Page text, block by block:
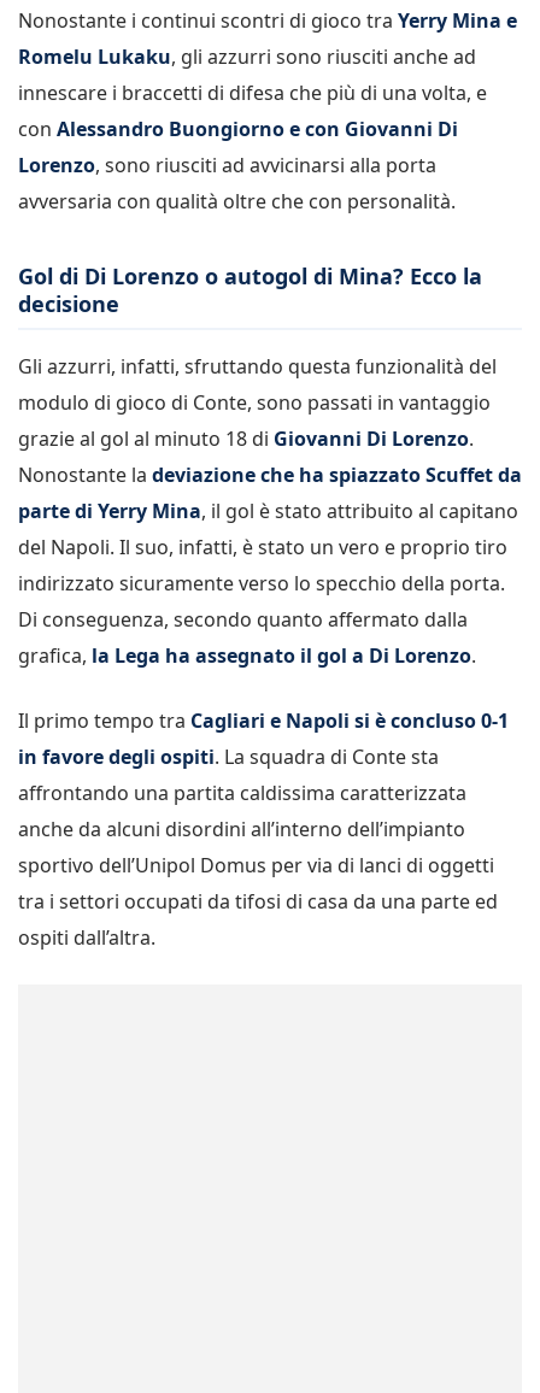
Nonostante i continui scontri di gioco tra Yerry Mina e
Romelu Lukaku, gli azzurri sono riusciti anche ad
innescare i braccetti di difesa che più di una volta, e
con Alessandro Buongiorno e con Giovanni Di
Lorenzo, sono riusciti ad avvicinarsi alla porta
avversaria con qualità oltre che con personalità.
Gol di Di Lorenzo o autogol di Mina? Ecco la
decisione
Gli azzurri, infatti, sfruttando questa funzionalità del
modulo di gioco di Conte, sono passati in vantaggio
grazie al gol al minuto 18 di Giovanni Di Lorenzo.
Nonostante la deviazione che ha spiazzato Scuffet da
parte di Yerry Mina, il gol è stato attribuito al capitano
del Napoli. Il suo, infatti, è stato un vero e proprio tiro
indirizzato sicuramente verso lo specchio della porta.
Di conseguenza, secondo quanto affermato dalla
grafica, la Lega ha assegnato il gol a Di Lorenzo.
Il primo tempo tra Cagliari e Napoli si è concluso 0-1
in favore degli ospiti. La squadra di Conte sta
affrontando una partita caldissima caratterizzata
anche da alcuni disordini all’interno dell’impianto
sportivo dell’Unipol Domus per via di lanci di oggetti
tra i settori occupati da tifosi di casa da una parte ed
ospiti dall’altra.